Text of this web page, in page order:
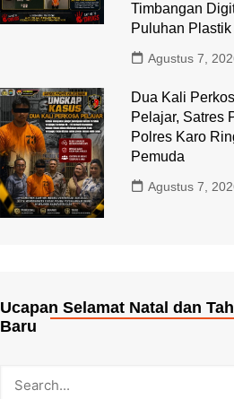
Timbangan
Puluhan
Agustus 7,
Dua Kali
Pelajar, Satres
Polres Karo
Pemuda
Agustus 7,
Ucapan Selamat Natal dan
Baru